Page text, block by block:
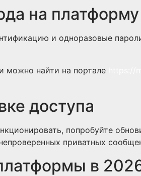
на платформу
и одноразовые
можно найти на портале
доступа
попробуйте
приватных
в